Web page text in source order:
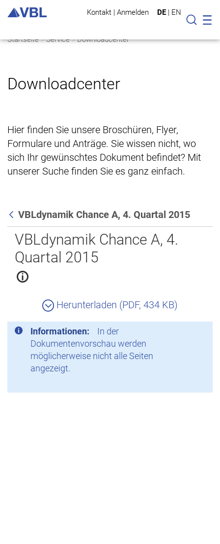
Kontakt | Anmelden DE | EN
Suche
Startseite Service Downloadcenter
Downloadcenter
Hier finden Sie unsere Broschüren, Flyer,
Formulare und Anträge. Sie wissen nicht, wo
sich Ihr gewünschtes Dokument befindet? Mit
unserer Suche finden Sie es ganz einfach.
Zurück
VBLdynamik Chance A, 4. Quartal 2015
VBLdynamik Chance A, 4.
Quartal 2015
Herunterladen (PDF, 434 KB)
Informationen:
In der
Dokumentenvorschau werden
möglicherweise nicht alle Seiten
angezeigt.